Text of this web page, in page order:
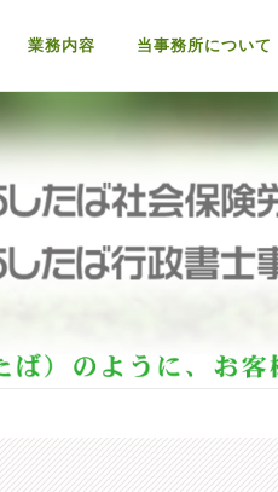
業務内容 当事務所について